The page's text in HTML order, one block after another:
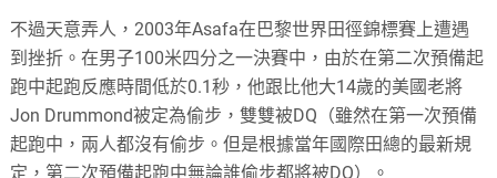
不過天意弄人，2003年Asafa在巴黎世界田徑錦標賽上遭遇
到挫折。在男子100米四分之一決賽中，由於在第二次預備起
跑中起跑反應時間低於0.1秒，他跟比他大14歲的美國老將
Jon Drummond被定為偷步，雙雙被DQ（雖然在第一次預備
起跑中，兩人都沒有偷步。但是根據當年國際田總的最新規
定，第二次預備起跑中無論誰偷步都將被DQ）。